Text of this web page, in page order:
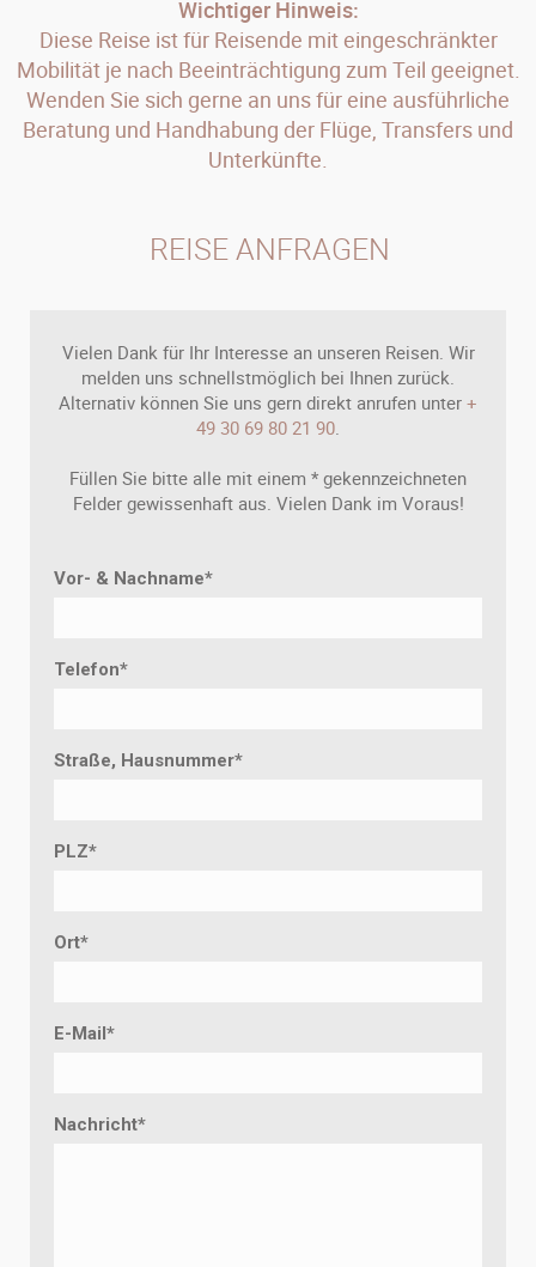
Wichtiger Hinweis:
Diese Reise ist für Reisende mit eingeschränkter
Mobilität je nach Beeinträchtigung zum Teil geeignet.
Wenden Sie sich gerne an uns für eine ausführliche
Beratung und Handhabung der Flüge, Transfers und
Unterkünfte.
REISE ANFRAGEN
Vielen Dank für Ihr Interesse an unseren Reisen. Wir
melden uns schnellstmöglich bei Ihnen zurück.
Alternativ können Sie uns gern direkt anrufen unter +
49 30 69 80 21 90
Füllen Sie bitte alle mit einem * gekennzeichneten
Felder gewissenhaft aus. Vielen Dank im Voraus!
Vor- & Nachname*
Telefon*
Straße, Hausnummer*
PLZ*
Ort*
E-Mail*
Nachricht*